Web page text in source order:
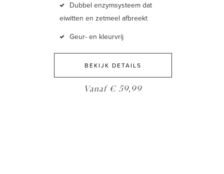
Dubbel enzymsysteem dat
eiwitten en zetmeel afbreekt
Geur- en kleurvrij
BEKIJK DETAILS
Vanaf € 59,99